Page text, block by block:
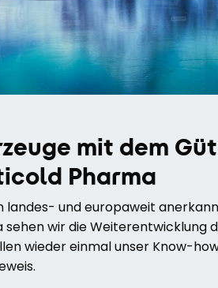
mit dem
Pharma
landes- und europaweit
sehen wir die Weiterentwicklung
wieder einmal unser Know-